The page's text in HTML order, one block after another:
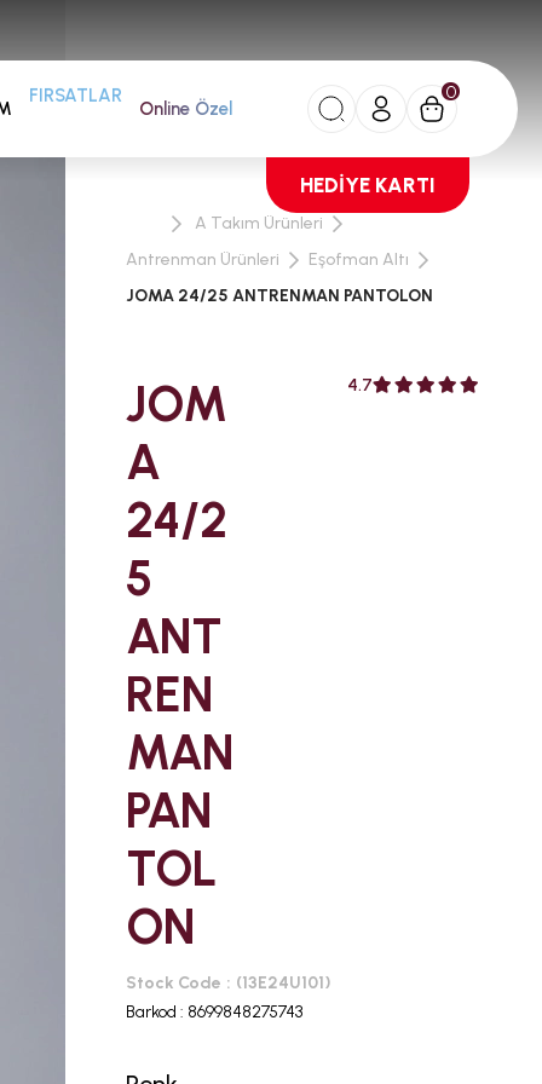
FIRSATLAR Online Özel
0
HEDİYE KARTI
A Takım Ürünleri
Antrenman Ürünleri
Eşofman Altı
JOMA 24/25 ANTRENMAN PANTOLON
JOM
A
24/2
5
ANT
REN
MAN
PAN
TOL
ON
4.7
Stock Code
(13E24U101)
Barkod : 8699848275743